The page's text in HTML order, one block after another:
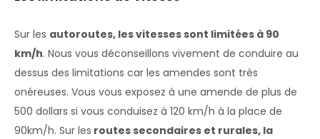
Sur les autoroutes, les vitesses sont limitées à 90
km/h. Nous vous déconseillons vivement de conduire au
dessus des limitations car les amendes sont très
onéreuses. Vous vous exposez à une amende de plus de
500 dollars si vous conduisez à 120 km/h à la place de
90km/h. Sur les routes secondaires et rurales, la